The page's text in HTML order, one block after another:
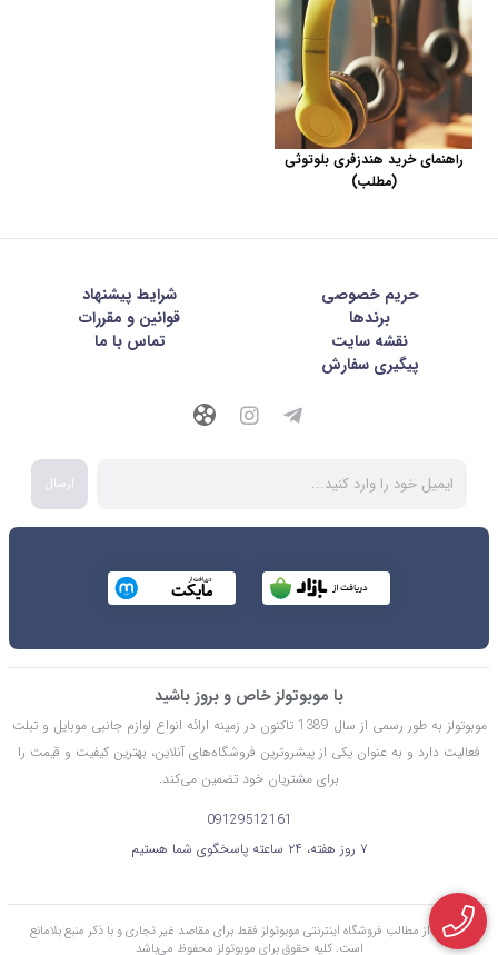
راهنمای خرید هندزفری بلوتوثی
(مطلب)
حریم خصوصی
شرايط پيشنهاد
برندها
قوانین و مقررات
نقشه سایت
تماس با ما
پیگیری سفارش
ارسال
با موبوتولز خاص و بروز باشید
موبوتولز به طور رسمی از سال 1389 تاکنون در زمینه ارائه انواع لوازم جانبی موبایل و تبلت
فعالیت دارد و به عنوان یکی از پیشروترین فروشگاه‌های آنلاین، بهترین کیفیت و قیمت را
برای مشتریان خود تضمین می‌کند.
09129512161
۷ روز هفته، ۲۴ ساعته پاسخگوی شما هستیم
استفاده از مطالب فروشگاه اینترنتی موبوتولز فقط برای مقاصد غیر تجاری و با ذکر منبع بلامانع
است. کليه حقوق برای موبوتولز محفوظ می‌باشد